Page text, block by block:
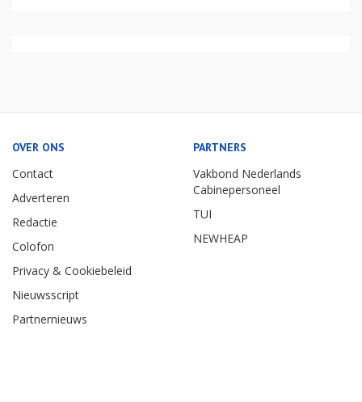
OVER ONS
Contact
Adverteren
Redactie
Colofon
Privacy & Cookiebeleid
Nieuwsscript
Partnernieuws
PARTNERS
Vakbond Nederlands
Cabinepersoneel
TUI
NEWHEAP